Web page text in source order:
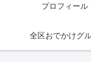
プロフィール
全区おでかけグ